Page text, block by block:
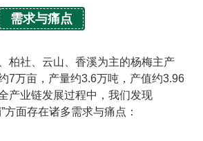
需求与痛点
柏社、云山、香溪为主的杨梅主产
7万亩，产量约3.6万吨，产值约3.96
产业链发展过程中，我们发现
方面存在诸多需求与痛点：